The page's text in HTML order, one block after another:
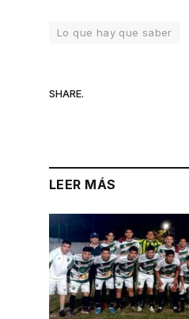
Lo que hay que saber
SHARE.
LEER MÁS